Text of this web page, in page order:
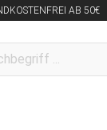
AB 50€